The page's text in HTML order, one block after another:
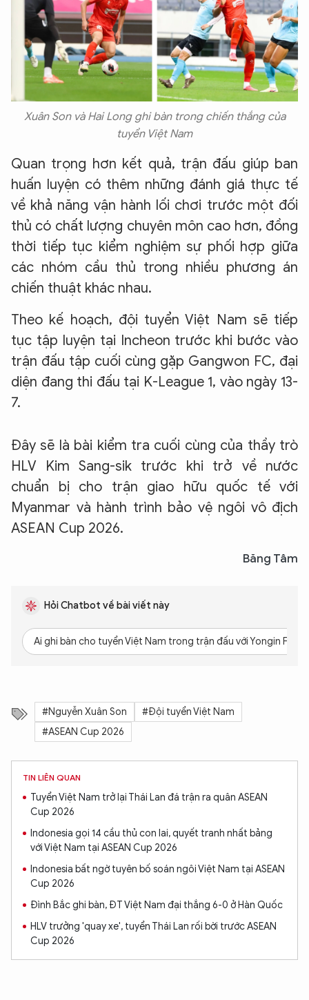
Xuân Son và Hai Long ghi bàn trong chiến thắng của
tuyển Việt Nam
Quan trọng hơn kết quả, trận đấu giúp ban
huấn luyện có thêm những đánh giá thực tế
về khả năng vận hành lối chơi trước một đối
thủ có chất lượng chuyên môn cao hơn, đồng
thời tiếp tục kiểm nghiệm sự phối hợp giữa
các nhóm cầu thủ trong nhiều phương án
chiến thuật khác nhau.
Theo kế hoạch, đội tuyển Việt Nam sẽ tiếp
tục tập luyện tại Incheon trước khi bước vào
trận đấu tập cuối cùng gặp Gangwon FC, đại
diện đang thi đấu tại K-League 1, vào ngày 13-
7.
Đây sẽ là bài kiểm tra cuối cùng của thầy trò
HLV Kim Sang-sik trước khi trở về nước
chuẩn bị cho trận giao hữu quốc tế với
Myanmar và hành trình bảo vệ ngôi vô địch
ASEAN Cup 2026.
Băng Tâm
Hỏi Chatbot về bài viết này
Ai ghi bàn cho tuyển Việt Nam trong trận đấu với Yongin FC?
#Nguyễn Xuân Son
#Đội tuyển Việt Nam
#ASEAN Cup 2026
TIN LIÊN QUAN
Tuyển Việt Nam trở lại Thái Lan đá trận ra quân ASEAN
Cup 2026
Indonesia gọi 14 cầu thủ con lai, quyết tranh nhất bảng
với Việt Nam tại ASEAN Cup 2026
Indonesia bất ngờ tuyên bố soán ngôi Việt Nam tại ASEAN
Cup 2026
Đình Bắc ghi bàn, ĐT Việt Nam đại thắng 6-0 ở Hàn Quốc
HLV trưởng 'quay xe', tuyển Thái Lan rối bời trước ASEAN
Cup 2026